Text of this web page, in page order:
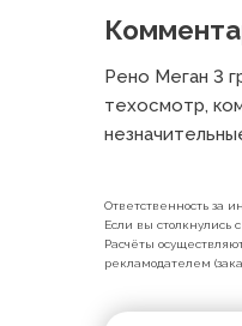
Рено Меган 3
техосмотр,
Ответственность за
Если вы столкнулись
Расчёты
рекламодателем